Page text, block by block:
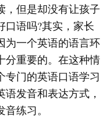
，但是却没有让孩子
口语吗?其实，家长
为一个英语的语言环
分重要的。在这种情
专门的英语口语学习
发音和表达方式，
练习。